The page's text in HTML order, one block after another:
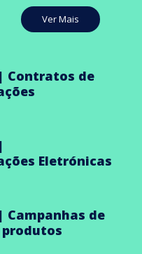
Ver Mais
| Contratos de
Eletrónicas
| Campanhas de